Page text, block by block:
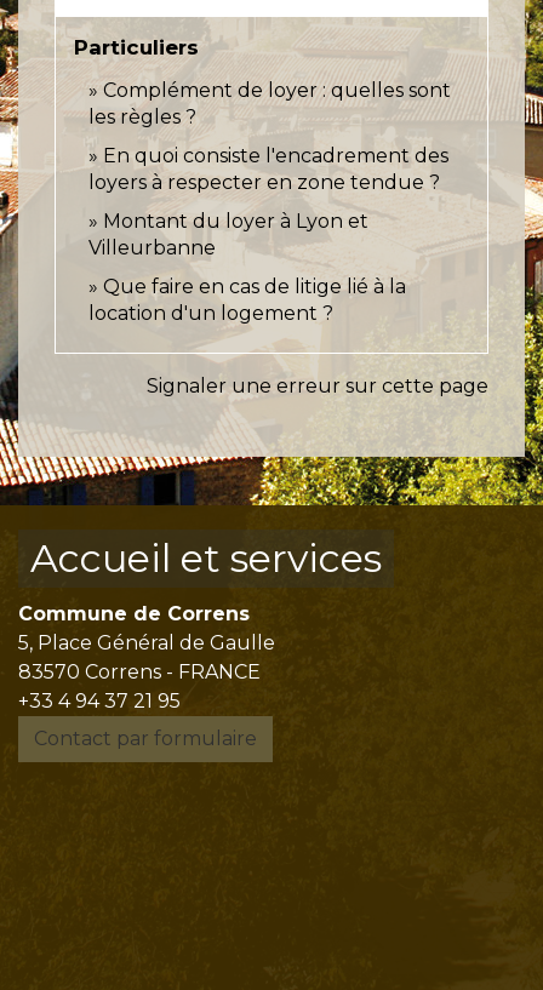
Particuliers
Complément de loyer : quelles sont
les règles ?
En quoi consiste l'encadrement des
loyers à respecter en zone tendue ?
Montant du loyer à Lyon et
Villeurbanne
Que faire en cas de litige lié à la
location d'un logement ?
Signaler une erreur sur cette page
Accueil et services
Commune de Correns
5, Place Général de Gaulle
83570 Correns - FRANCE
+33 4 94 37 21 95
Contact par formulaire